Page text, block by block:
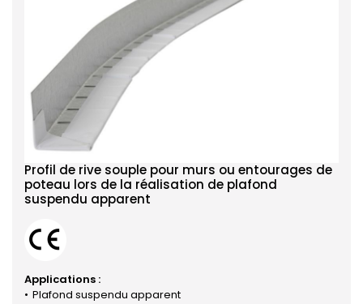
Profil de rive souple pour murs ou entourages de
poteau lors de la réalisation de plafond
suspendu apparent
Applications :
Plafond suspendu apparent